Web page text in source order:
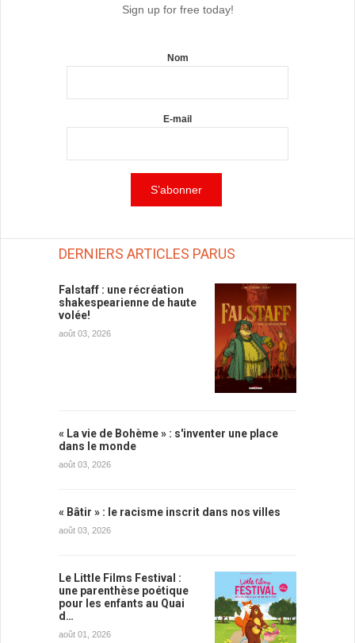
Sign up for free today!
Nom
E-mail
DERNIERS ARTICLES PARUS
Falstaff : une récréation
shakespearienne de haute
volée!
août 03, 2026
« La vie de Bohème » : s'inventer une place
dans le monde
août 03, 2026
« Bâtir » : le racisme inscrit dans nos villes
août 03, 2026
Le Little Films Festival :
une parenthèse poétique
pour les enfants au Quai
d…
août 01, 2026